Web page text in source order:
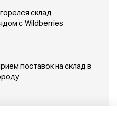
склад
с Wildberries
поставок на склад в